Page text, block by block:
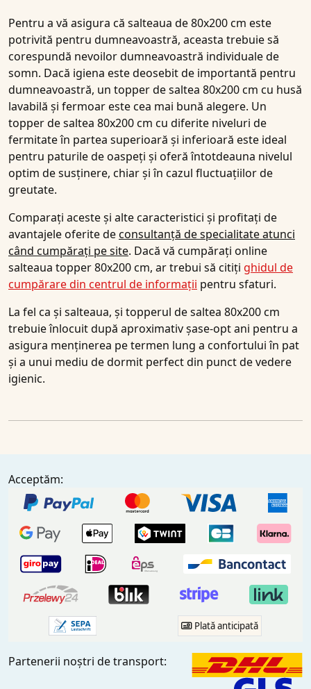
Pentru a vă asigura că salteaua de 80x200 cm este
potrivită pentru dumneavoastră, aceasta trebuie să
corespundă nevoilor dumneavoastră individuale de
somn. Dacă igiena este deosebit de importantă pentru
dumneavoastră, un topper de saltea 80x200 cm cu husă
lavabilă și fermoar este cea mai bună alegere. Un
topper de saltea 80x200 cm cu diferite niveluri de
fermitate în partea superioară și inferioară este ideal
pentru paturile de oaspeți și oferă întotdeauna nivelul
optim de susținere, chiar și în cazul fluctuațiilor de
greutate.
Comparați aceste și alte caracteristici și profitați de
avantajele oferite deconsultanță de specialitate atunci
când cumpărați pe site. Dacă vă cumpărați online
salteaua topper 80x200 cm, ar trebui să citiți ghidul de
cumpărare din centrul de informații pentru sfaturi.
La fel ca și salteaua, și topperul de saltea 80x200 cm
trebuie înlocuit după aproximativ șase-opt ani pentru a
asigura menținerea pe termen lung a confortului în pat
și a unui mediu de dormit perfect din punct de vedere
igienic.
Acceptăm:
Plată anticipată
Partenerii noștri de transport: